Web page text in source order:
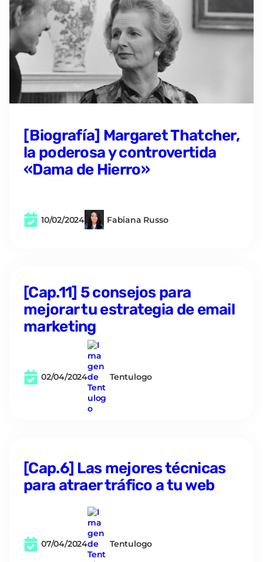
[Biografía] Margaret Thatcher,
la poderosa y controvertida
«Dama de Hierro»
10/02/2024 Fabiana Russo
[Cap.11] 5 consejos para
mejorar tu estrategia de email
marketing
02/04/2024 Tentulogo
[Cap.6] Las mejores técnicas
para atraer tráfico a tu web
07/04/2024 Tentulogo